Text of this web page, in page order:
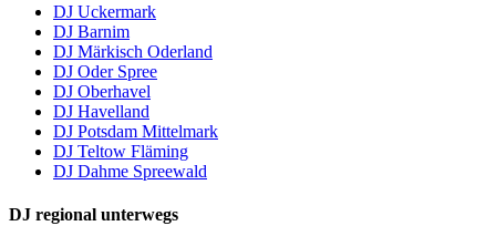
DJ Uckermark
DJ Barnim
DJ Märkisch Oderland
DJ Oder Spree
DJ Oberhavel
DJ Havelland
DJ Potsdam Mittelmark
DJ Teltow Fläming
DJ Dahme Spreewald
DJ regional unterwegs